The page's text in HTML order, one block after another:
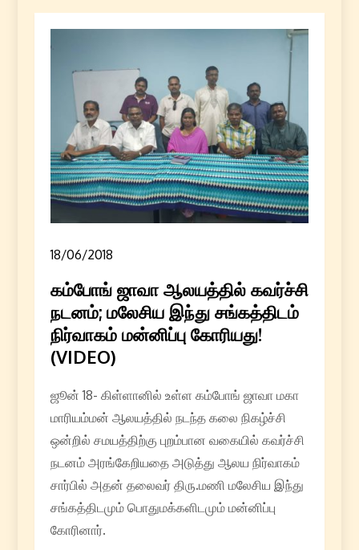
18/06/2018
கம்போங் ஜாவா ஆலயத்தில் கவர்ச்சி
நடனம்; மலேசிய இந்து சங்கத்திடம்
நிர்வாகம் மன்னிப்பு கோரியது!
(VIDEO)
ஜூன் 18- கிள்ளானில் உள்ள கம்போங் ஜாவா மகா
மாரியம்மன் ஆலயத்தில் நடந்த கலை நிகழ்ச்சி
ஒன்றில் சமயத்திற்கு புறம்பான வகையில் கவர்ச்சி
நடனம் அரங்கேறியதை அடுத்து ஆலய நிர்வாகம்
சார்பில் அதன் தலைவர் திரு.மணி மலேசிய இந்து
சங்கத்திடமும் பொதுமக்களிடமும் மன்னிப்பு
கோரினார்.